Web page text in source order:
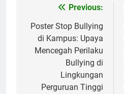
navigation
Previous:
Poster Stop Bullying
di Kampus: Upaya
Mencegah Perilaku
Bullying di
Lingkungan
Perguruan Tinggi